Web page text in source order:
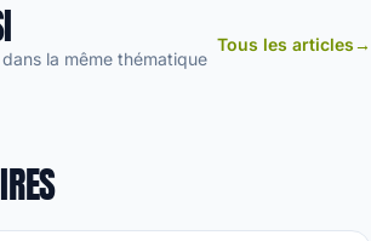
la même thématique
Tous les articles→